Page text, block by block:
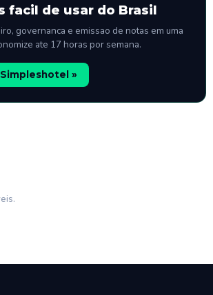
facil de usar do Brasil
governanca e emissao de notas em uma
ate 17 horas por semana.
»